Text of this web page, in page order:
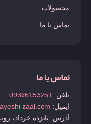
محصولات
تماس با ما
تماس با ما
تلفن: 09366153251
ایمیل: zaal.com
آدرس: پانزده خرداد،